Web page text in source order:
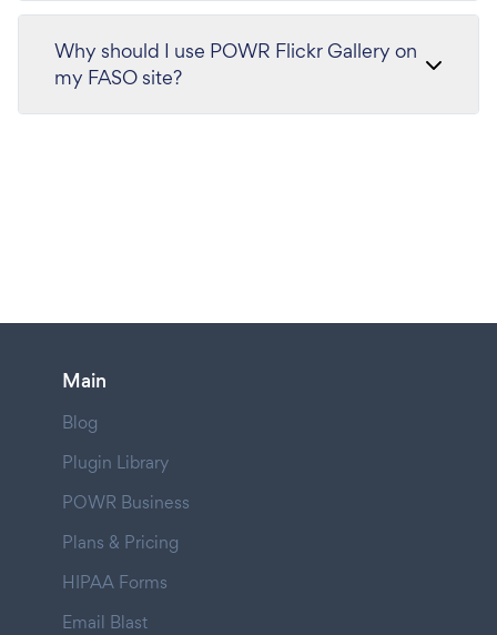
Why should I use POWR Flickr Gallery on
my FASO site?
Main
Blog
Plugin Library
POWR Business
Plans & Pricing
HIPAA Forms
Email Blast